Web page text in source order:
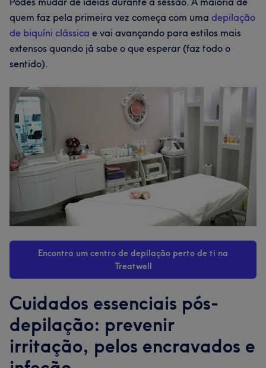
quem faz pela primeira vez começa com uma depilação
de biquíni clássica e vai avançando para estilos mais
extensos quando já sabe o que esperar (faz todo o
sentido).
Encontra um centro de depilação perto de ti na
Treatwell
Cuidados essenciais pós-
depilação: prevenir
irritação, pelos encravados e